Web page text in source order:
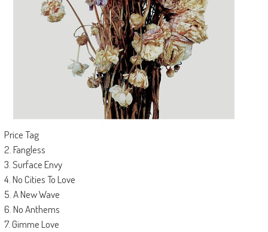
Price Tag
2. Fangless
3. Surface Envy
4. No Cities To Love
5. A New Wave
6. No Anthems
7. Gimme Love